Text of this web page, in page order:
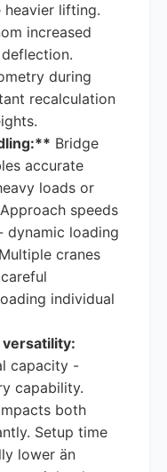
heavier lifting.
increased
during
recalculation
Bridge
accurate
loads or
speeds
dynamic loading
cranes
individual
capacity -
capability.
both
Setup time
lower än